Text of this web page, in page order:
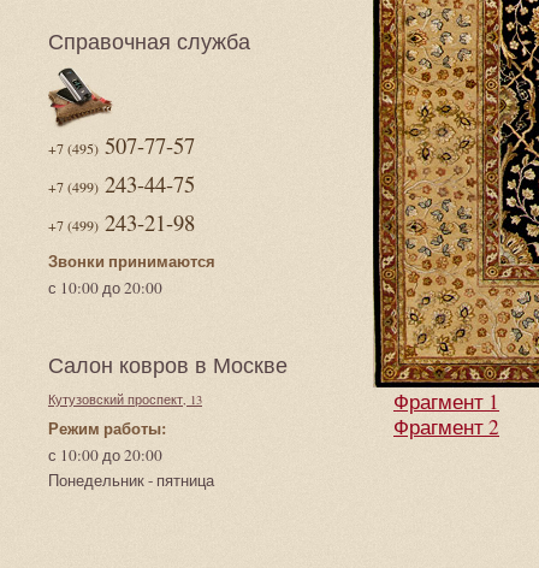
Справочная служба
+7 (495) 507-77-57
+7 (499) 243-44-75
+7 (499) 243-21-98
Звонки принимаются
с 10:00 до 20:00
Салон ковров в Москве
Кутузовский проспект, 13
Режим работы:
с 10:00 до 20:00
Понедельник - пятница
Фрагмент 1
Фрагмент 2